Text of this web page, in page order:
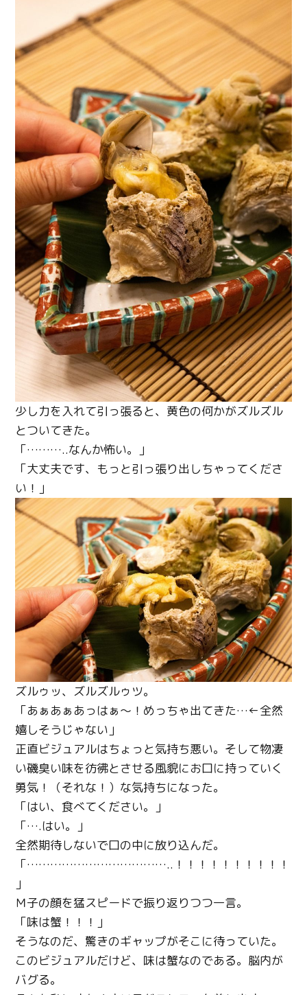
少し力を入れて引っ張ると、黄色の何かがズルズル
とついてきた。
「………..なんか怖い。」
「大丈夫です、もっと引っ張り出しちゃってくださ
い！」
ズルゥッ、ズルズルゥツ。
「あぁあぁあっはぁ～！めっちゃ出てきた…←全然
嬉しそうじゃない」
正直ビジュアルはちょっと気持ち悪い。そして物凄
い磯臭い味を彷彿とさせる風貌にお口に持っていく
勇気！（それな！）な気持ちになった。
「はい、食べてください。」
「….はい。」
全然期待しないで口の中に放り込んだ。
「………………………………..！！！！！！！！！！
」
Ｍ子の顔を猛スピードで振り返りつつ一言。
「味は蟹！！！」
そうなのだ、驚きのギャップがそこに待っていた。
このビジュアルだけど、味は蟹なのである。脳内が
バグる。